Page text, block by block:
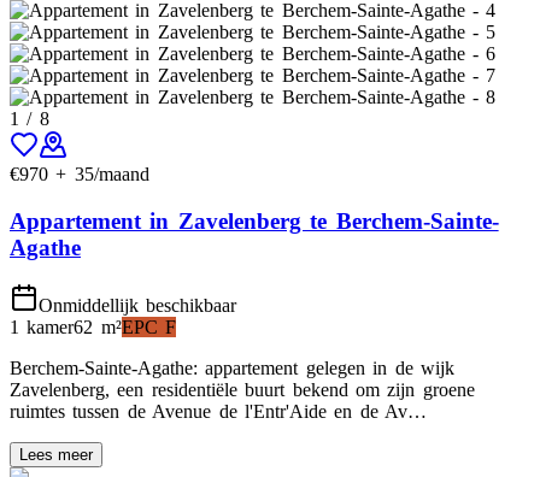
1 / 8
€970 + 35/maand
Appartement in Zavelenberg te Berchem-Sainte-
Agathe
Onmiddellijk beschikbaar
1 kamer62 m²EPC F
Berchem-Sainte-Agathe: appartement gelegen in de wijk
Zavelenberg, een residentiële buurt bekend om zijn groene
ruimtes tussen de Avenue de l'Entr'Aide en de Av…
Lees meer